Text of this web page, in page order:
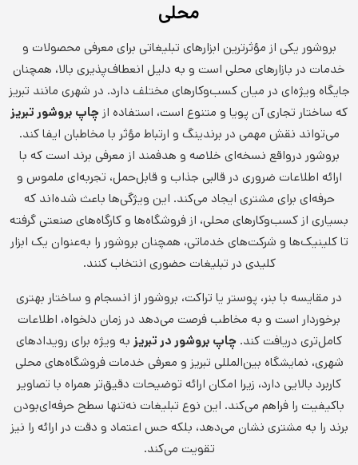
محلی
بروشور یکی از مؤثرترین ابزارهای تبلیغاتی برای معرفی محصولات و
خدمات در بازارهای محلی است و به دلیل انعطاف‌پذیری بالا، همچنان
جایگاه ویژه‌ای در میان کسب‌وکارهای مختلف دارد. در شهری مانند تبریز
که ساختار تجاری آن پویا و متنوع است، استفاده ازچاپ بروشور تبریز
می‌تواند نقش مهمی در برندینگ و ارتباط مؤثر با مخاطبان ایفا کند.
بروشور درواقع نسخه‌ای خلاصه‌ و هدفمند از معرفی برند است که با
ارائه اطلاعات ضروری در قالبی جذاب و قابل‌حمل، تجربه‌ای ملموس و
حرفه‌ای برای مشتری ایجاد می‌کند. این ویژگی‌ها باعث شده‌اند که
بسیاری از کسب‌وکارهای محلی، از فروشگاه‌ها و کارگاه‌های صنعتی گرفته
تا کلینیک‌ها و شرکت‌های خدماتی، همچنان بروشور را به‌عنوان یک ابزار
کلیدی در تبلیغات حضوری انتخاب کنند.
در مقایسه با بنر، پوستر یا تراکت، بروشور از انسجام و ساختار بهتری
برخوردار است و به مخاطب فرصت می‌دهد در زمان دلخواه، اطلاعات
کامل‌تری دریافت کند. چاپ بروشور در تبریز به ویژه برای رویدادهای
شهری، نمایشگاه بین‌المللی تبریز و معرفی خدمات فروشگاه‌های محلی
کاربرد بالایی دارد، زیرا امکان ارائه توضیحات دقیق‌تر همراه با تصاویر
باکیفیت را فراهم می‌کند. این نوع تبلیغات نه‌تنها سطح حرفه‌ای‌بودن
برند را به مشتری نشان می‌دهد، بلکه حس اعتماد و دقت در ارائه را نیز
تقویت می‌کند.